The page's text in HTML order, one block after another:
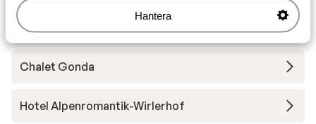
Hantera
Hotel Almhof
Chalet Gonda
Hotel Alpenromantik-Wirlerhof